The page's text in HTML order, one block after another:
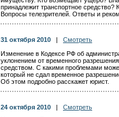
принадлежит транспортное средство?
Вопросы телезрителей. Ответы и
31 октября 2010
Смотреть
Изменение в Кодексе РФ об
уклонением от временного
средством. С какими проблемами
который не сдал временное
Об этом подробно расскажет юрист.
24 октября 2010
Смотреть